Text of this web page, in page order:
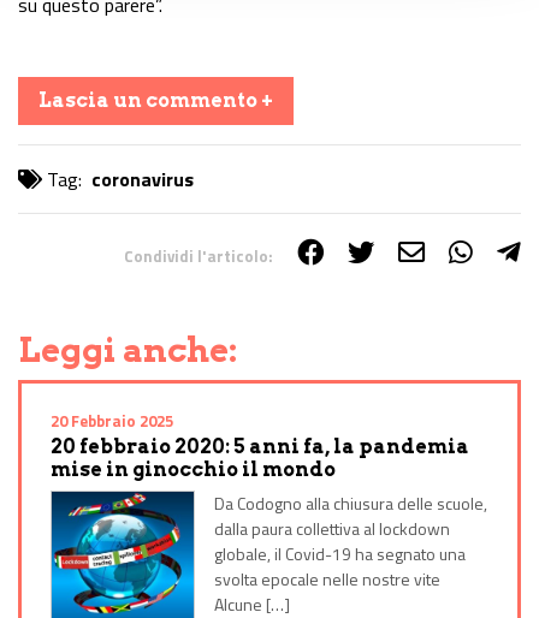
Lascia un commento +
Tag: coronavirus
Condividi l'articolo:
Leggi anche:
20 Febbraio 2025
20 febbraio 2020: 5 anni fa, la pandemia
mise in ginocchio il mondo
Da Codogno alla chiusura delle scuole,
dalla paura collettiva al lockdown
globale, il Covid-19 ha segnato una
svolta epocale nelle nostre vite
Alcune […]